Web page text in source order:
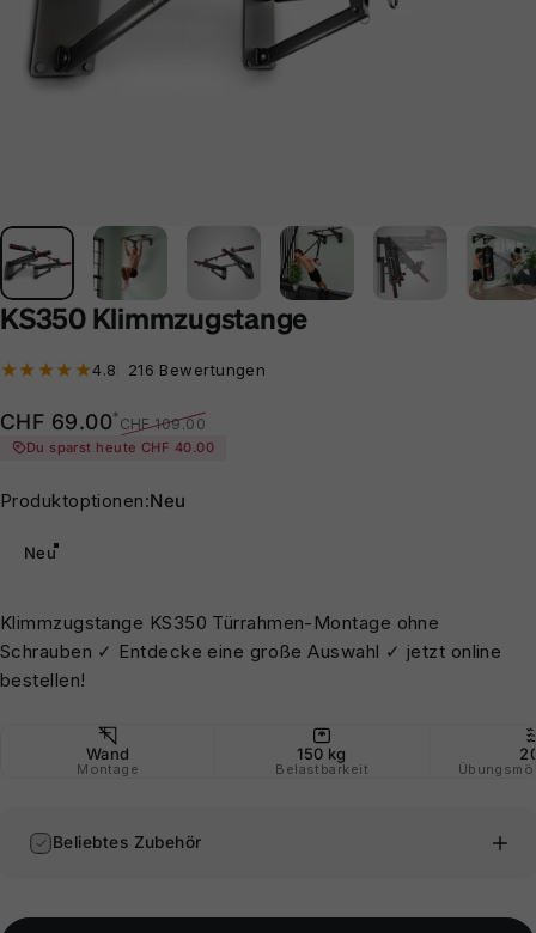
KS350 Klimmzugstange
4.8 216 Bewertungen
Verkaufspreis
CHF 69.00*
Normaler PreisCHF 109.00
Du sparst heute CHF 40.00
Produktoptionen
Produktoptionen:Neu
Neu
Klimmzugstange KS350 Türrahmen-Montage ohne
Schrauben ✓ Entdecke eine große Auswahl ✓ jetzt online
bestellen!
Wand
Montage
150 kg
Belastbarkeit
Beliebtes Zubehör